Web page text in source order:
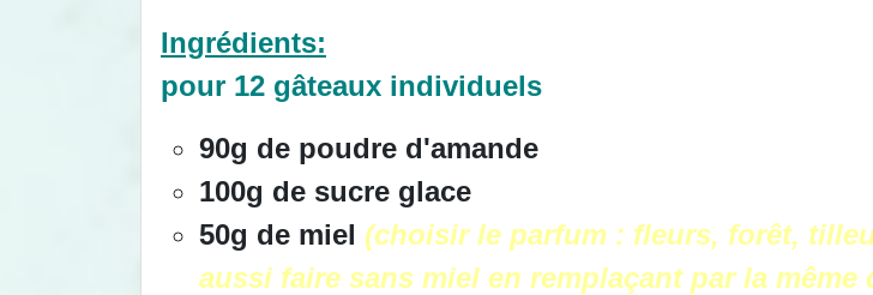
Ingrédients:
pour 12 gâteaux individuels
90g de poudre d'amande
100g de sucre glace
50g de miel (choisir le parfum : fleurs, forêt,
aussi faire sans miel en remplaçant par la même